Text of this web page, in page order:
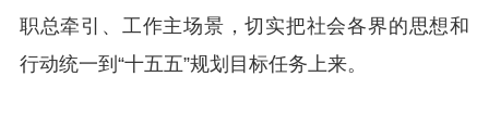
职总牵引、工作主场景，切实把社会各界的思想和
行动统一到“十五五”规划目标任务上来。